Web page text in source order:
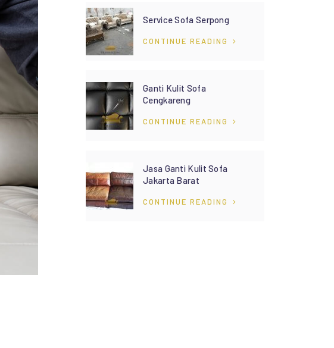
Service Sofa Serpong
CONTINUE READING
Ganti Kulit Sofa
Cengkareng
CONTINUE READING
Jasa Ganti Kulit Sofa
Jakarta Barat
CONTINUE READING